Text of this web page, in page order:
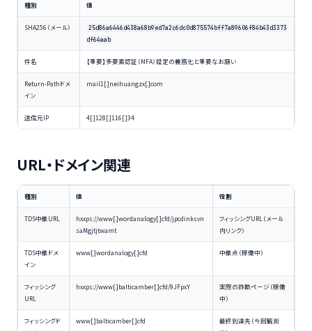
種別 値
SHA256（メール）
25d86a6446d438a68b9ed7a2c6dc0d875574bff7a89606f84b43d3373
df64aab
件名 【重要】多要素認証（MFA）設定の義務化と重要なお願い
Return-Pathドメ
イン
mail1[.]neihuangzx[.]com
送信元IP 4[.]128[.]116[.]34
URL・ドメイン関連
種別 値 役割
TDS中継URL
hxxps://www[.]wordanalogy[.]cfd/jpcdinksvn
saMgjtjtwamt
フィッシングURL（メール
内リンク）
TDS中継ドメ
イン
www[.]wordanalogy[.]cfd 中継点（稼働中）
フィッシング
URL
hxxps://www[.]balticamber[.]cfd/9JFpxY
実際の詐欺ページ（稼働
中）
フィッシングド
www[.]balticamber[.]cfd
最終到達先（今回観測